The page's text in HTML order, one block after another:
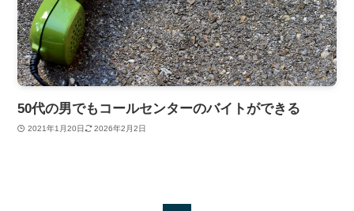
50代の男でもコールセンターのバイトができる
2021年1月20日 2026年2月2日